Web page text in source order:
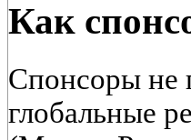
Как
Спонсоры не
глобальные